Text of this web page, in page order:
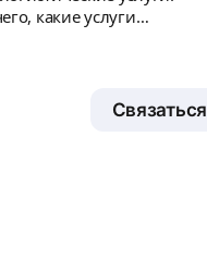
какие услуги
Связаться